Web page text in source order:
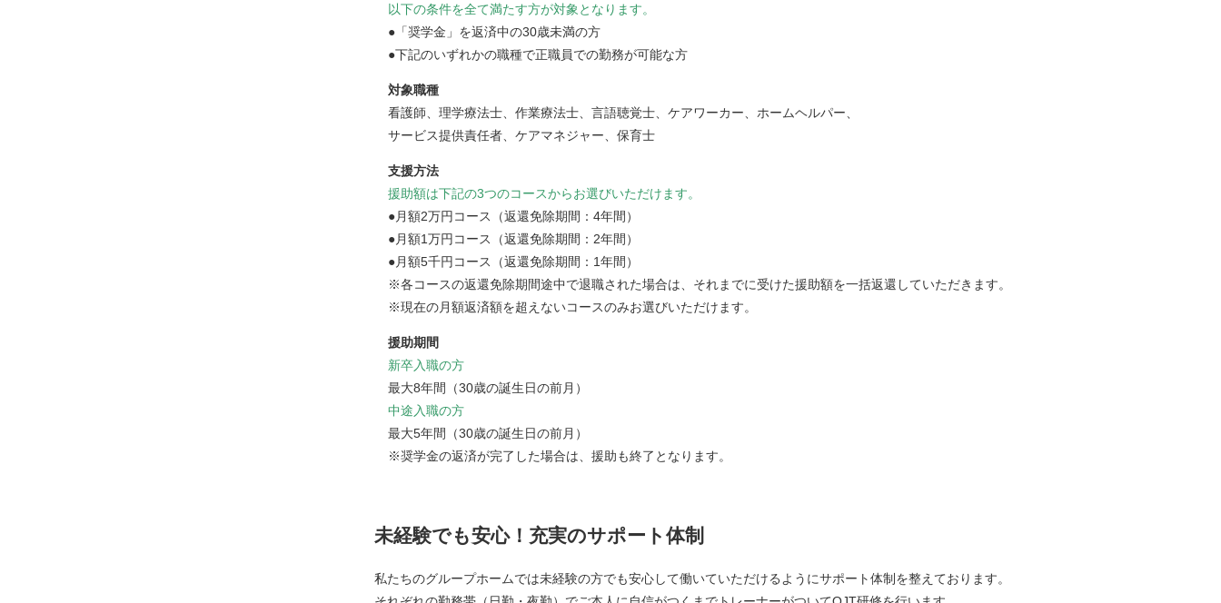
以下の条件を全て満たす方が対象となります。
●「奨学金」を返済中の30歳未満の方
●下記のいずれかの職種で正職員での勤務が可能な方
対象職種
看護師、理学療法士、作業療法士、言語聴覚士、ケアワーカー、ホームヘルパー、
サービス提供責任者、ケアマネジャー、保育士
支援方法
援助額は下記の3つのコースからお選びいただけます。
●月額2万円コース（返還免除期間：4年間）
●月額1万円コース（返還免除期間：2年間）
●月額5千円コース（返還免除期間：1年間）
※各コースの返還免除期間途中で退職された場合は、それまでに受けた援助額を一括返還していただきます。
※現在の月額返済額を超えないコースのみお選びいただけます。
援助期間
新卒入職の方
最大8年間（30歳の誕生日の前月）
中途入職の方
最大5年間（30歳の誕生日の前月）
※奨学金の返済が完了した場合は、援助も終了となります。
未経験でも安心！充実のサポート体制
私たちのグループホームでは未経験の方でも安心して働いていただけるようにサポート体制を整えております。